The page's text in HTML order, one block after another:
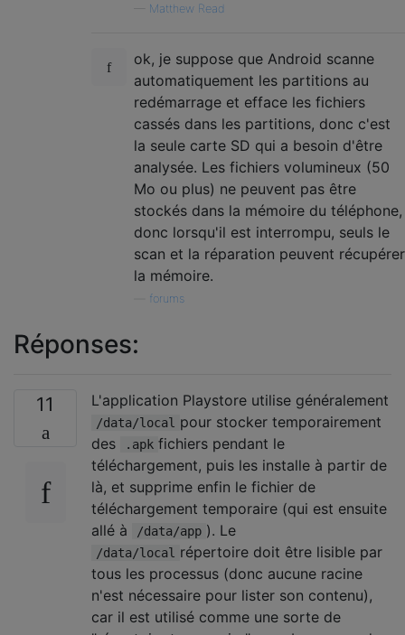
Matthew Read
ok, je suppose que Android scanne
automatiquement les partitions au
redémarrage et efface les fichiers
cassés dans les partitions, donc c'est
la seule carte SD qui a besoin d'être
analysée. Les fichiers volumineux (50
Mo ou plus) ne peuvent pas être
stockés dans la mémoire du téléphone,
donc lorsqu'il est interrompu, seuls le
scan et la réparation peuvent récupérer
la mémoire.
forums
Réponses:
11 L'application Playstore utilise généralement
/data/local pour stocker temporairement
des
.apk fichiers pendant le
téléchargement, puis les installe à partir de
là, et supprime enfin le fichier de
téléchargement temporaire (qui est ensuite
allé à
/data/app ). Le
/data/local répertoire doit être lisible par
tous les processus (donc aucune racine
n'est nécessaire pour lister son contenu),
car il est utilisé comme une sorte de